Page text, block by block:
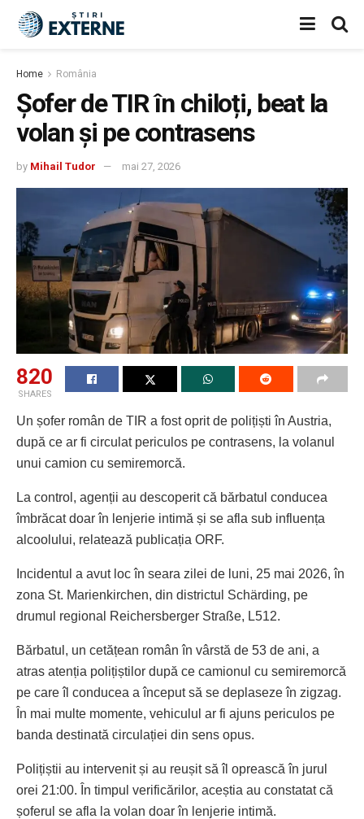
Home România
Șofer de TIR în chiloți, beat la
volan și pe contrasens
by Mihail Tudor mai 27, 2026
820
SHARES
Un șofer român de TIR a fost oprit de polițiști în Austria,
după ce ar fi circulat periculos pe contrasens, la volanul
unui camion cu semiremorcă.
La control, agenții au descoperit că bărbatul conducea
îmbrăcat doar în lenjerie intimă și se afla sub influența
alcoolului, relatează publicația ORF.
Incidentul a avut loc în seara zilei de luni, 25 mai 2026, în
zona St. Marienkirchen, din districtul Schärding, pe
drumul regional Reichersberger Straße, L512.
Bărbatul, un cetățean român în vârstă de 53 de ani, a
atras atenția polițiștilor după ce camionul cu semiremorcă
pe care îl conducea a început să se deplaseze în zigzag.
În mai multe momente, vehiculul ar fi ajuns periculos pe
banda destinată circulației din sens opus.
Polițiștii au intervenit și au reușit să îl oprească în jurul
orei 21:00. În timpul verificărilor, aceștia au constatat că
șoferul se afla la volan doar în lenjerie intimă.